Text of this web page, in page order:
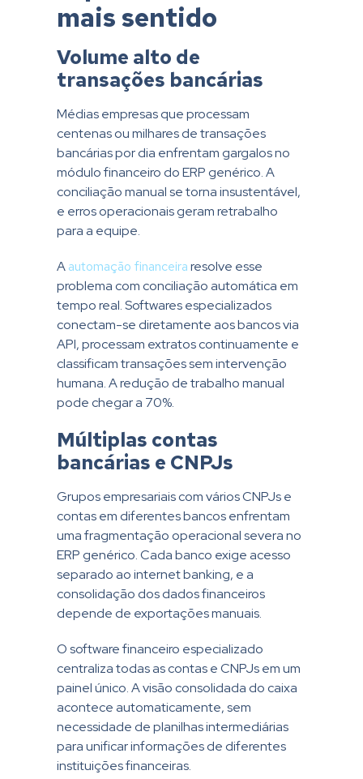
mais sentido
Volume alto de
transações bancárias
Médias empresas que processam
centenas ou milhares de transações
bancárias por dia enfrentam gargalos no
módulo financeiro do ERP genérico. A
conciliação manual se torna insustentável,
e erros operacionais geram retrabalho
para a equipe.
Aautomação financeiraresolve esse
problema com conciliação automática em
tempo real. Softwares especializados
conectam-se diretamente aos bancos via
API, processam extratos continuamente e
classificam transações sem intervenção
humana. A redução de trabalho manual
pode chegar a 70%.
Múltiplas contas
bancárias e CNPJs
Grupos empresariais com vários CNPJs e
contas em diferentes bancos enfrentam
uma fragmentação operacional severa no
ERP genérico. Cada banco exige acesso
separado ao internet banking, e a
consolidação dos dados financeiros
depende de exportações manuais.
O software financeiro especializado
centraliza todas as contas e CNPJs em um
painel único. A visão consolidada do caixa
acontece automaticamente, sem
necessidade de planilhas intermediárias
para unificar informações de diferentes
instituições financeiras.